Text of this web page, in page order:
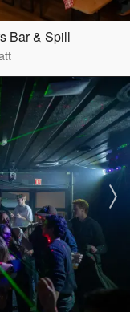
Bar & Spill